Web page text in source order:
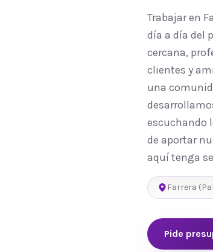
Trabajar en
día a día del
cercana,
clientes y
una
escuchando
de aportar
aquí tenga
Farrera (
Pide